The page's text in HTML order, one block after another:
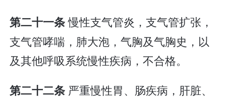
第二十一条慢性支气管炎，支气管扩张，
支气管哮喘，肺大泡，气胸及气胸史，以
及其他呼吸系统慢性疾病，不合格。
第二十二条 严重慢性胃、肠疾病，肝脏、